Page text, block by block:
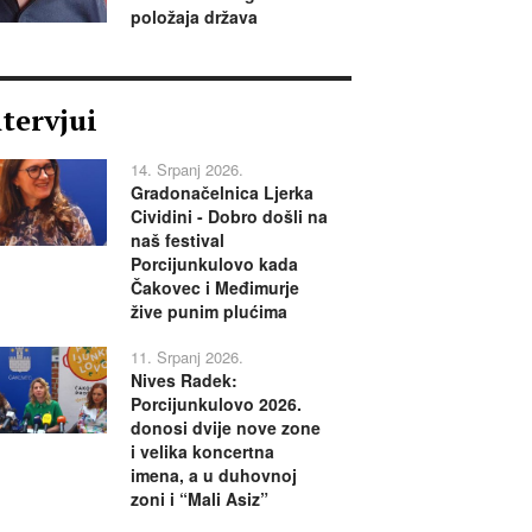
položaja država
14. Srpanj 2026.
Gradonačelnica Ljerka
Cividini - Dobro došli na
naš festival
Porcijunkulovo kada
Čakovec i Međimurje
žive punim plućima
11. Srpanj 2026.
Nives Radek:
Porcijunkulovo 2026.
donosi dvije nove zone
i velika koncertna
imena, a u duhovnoj
zoni i “Mali Asiz”